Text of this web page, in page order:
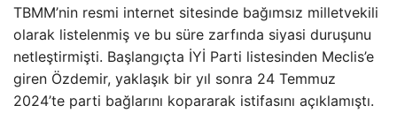
TBMM’nin resmi internet sitesinde bağımsız milletvekili
olarak listelenmiş ve bu süre zarfında siyasi duruşunu
netleştirmişti. Başlangıçta İYİ Parti listesinden Meclis’e
giren Özdemir, yaklaşık bir yıl sonra 24 Temmuz
2024’te parti bağlarını kopararak istifasını açıklamıştı.